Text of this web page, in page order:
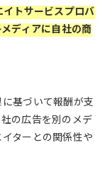
トサービスプロバ
ディアに自社の商
基づいて報酬が支
の広告を別のメデ
ターとの関係性や